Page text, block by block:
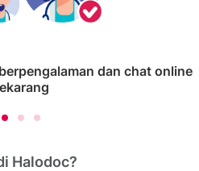
dan chat online
Halodoc?